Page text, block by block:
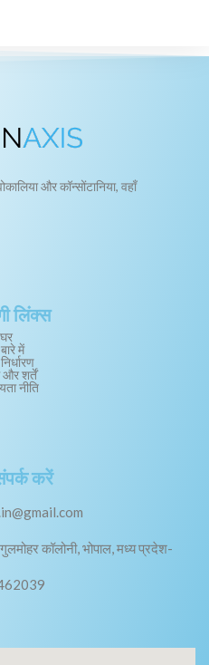
और कॉन्सोंटानिया, वहाँ
लिंक्स
घर
में
और शर्तें
नीति
करें
गुलमोहर कॉलोनी, भोपाल, मध्य प्रदेश-